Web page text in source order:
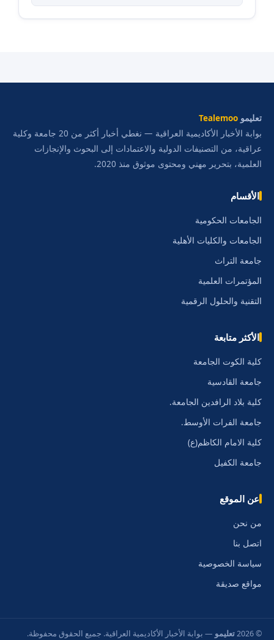
تعليمو Tealemoo
بوابة الأخبار الأكاديمية العراقية — نغطي أخبار أكثر من 20 جامعة وكلية
عراقية، من التصنيفات الدولية والاعتمادات إلى البحوث والإنجازات
العلمية، بتحرير مهني ومحتوى موثوق منذ 2020.
الأقسام
الجامعات الحكومية
الجامعات والكليات الأهلية
جامعة التراث
المؤتمرات العلمية
التقنية والحلول الرقمية
الأكثر متابعة
كلية الكوت الجامعة
جامعة القادسية
كلية بلاد الرافدين الجامعة.
جامعة الفرات الأوسط.
كلية الامام الكاظم(ع)
جامعة الكفيل
عن الموقع
من نحن
اتصل بنا
سياسة الخصوصية
مواقع صديقة
© 2026 تعليمو — بوابة الأخبار الأكاديمية العراقية. جميع الحقوق محفوظة.